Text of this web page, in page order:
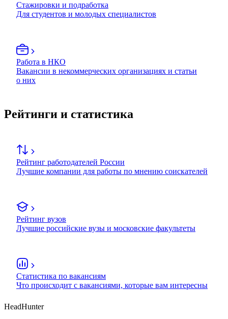
Стажировки и подработка
Для студентов и молодых специалистов
Работа в НКО
Вакансии в некоммерческих организациях и статьи
о них
Рейтинги и статистика
Рейтинг работодателей России
Лучшие компании для работы по мнению соискателей
Рейтинг вузов
Лучшие российские вузы и московские факультеты
Статистика по вакансиям
Что происходит с вакансиями, которые вам интересны
HeadHunter